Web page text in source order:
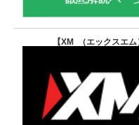
【XM （エックスエム